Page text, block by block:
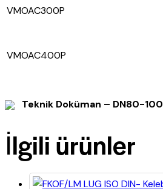
VMOAC300P
VMOAC400P
Teknik Doküman – DN80-100
İlgili ürünler